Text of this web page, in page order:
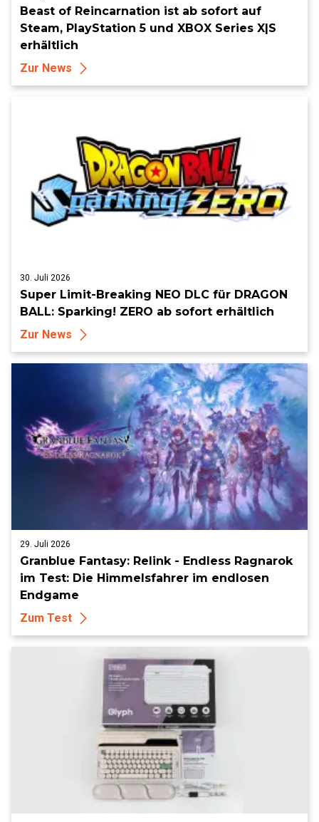
Beast of Reincarnation ist ab sofort auf
Steam, PlayStation 5 und XBOX Series X|S
erhältlich
Zur News
30. Juli 2026
Super Limit-Breaking NEO DLC für DRAGON
BALL: Sparking! ZERO ab sofort erhältlich
Zur News
29. Juli 2026
Granblue Fantasy: Relink - Endless Ragnarok
im Test: Die Himmelsfahrer im endlosen
Endgame
Zum Test